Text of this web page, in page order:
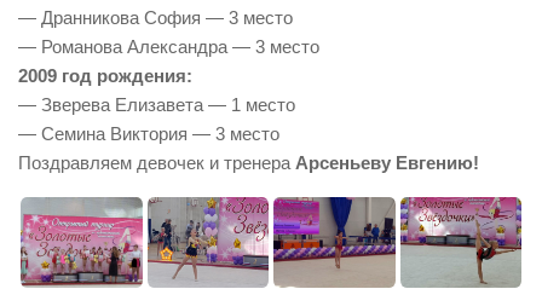
— Дранникова София — 3 место
— Романова Александра — 3 место
2009 год рождения:
— Зверева Елизавета — 1 место
— Семина Виктория — 3 место
Поздравляем девочек и тренера Арсеньеву Евгению!